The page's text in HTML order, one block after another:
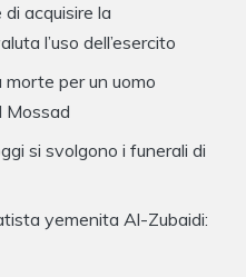
acquisire la
l’uso dell’esercito
morte per un uomo
Mossad
si svolgono i funerali di
yemenita Al-Zubaidi: